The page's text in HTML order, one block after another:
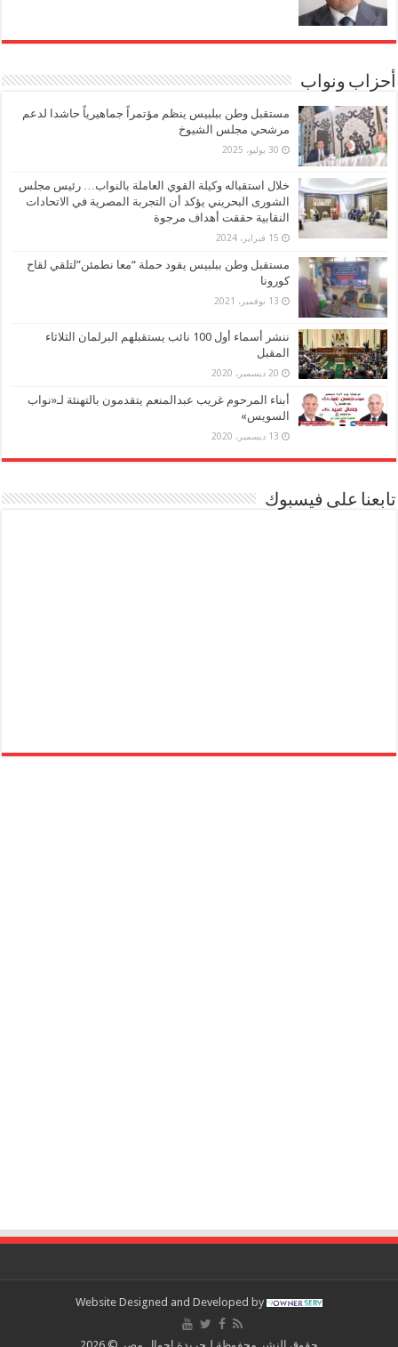
أحزاب ونواب
مستقبل وطن ببلبيس ينظم مؤتمراً جماهيرياً حاشدا لدعم
مرشحي مجلس الشيوخ
30 يوليو، 2025
خلال استقباله وكيلة القوي العاملة بالنواب… رئيس مجلس
الشورى البحريني يؤكد أن التجربة المصرية في الاتحادات
النقابية حققت أهداف مرجوة
15 فبراير، 2024
مستقبل وطن ببلبيس يقود حملة “معا نطمئن”لتلقي لقاح
كورونا
13 نوفمبر، 2021
ننشر أسماء أول 100 نائب يستقبلهم البرلمان الثلاثاء
المقبل
20 ديسمبر، 2020
أبناء المرحوم غريب عبدالمنعم يتقدمون بالتهنئة لـ«نواب
السويس»
13 ديسمبر، 2020
تابعنا على فيسبوك
Website Designed and Developed by